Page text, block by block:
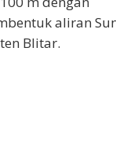
aliran
Blitar.